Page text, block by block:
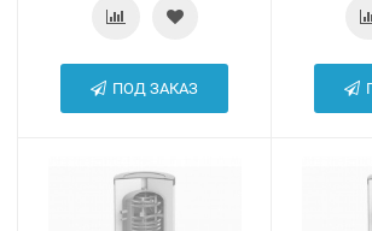
ПОД ЗАКАЗ